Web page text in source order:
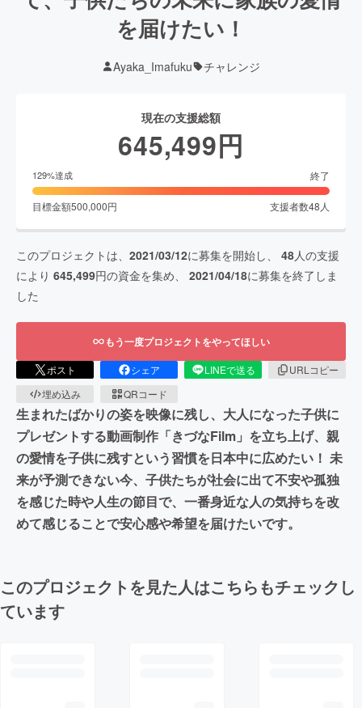
を届けたい！
Ayaka_Imafuku チャレンジ
現在の支援総額
645,499円
129%達成 終了
目標金額500,000円 支援者数48 人
このプロジェクトは、 2021/03/12に募集を開始し、 48人の支援
により 645,499円の資金を集め、 2021/04/18に募集を終了しま
した
もう一度プロジェクトをやってほしい
ポスト シェア LINEで送る
URLコピー
埋め込み
QRコード
生まれたばかりの姿を映像に残し、大人になった子供に
プレゼントする動画制作「きづなFilm」を立ち上げ、親
の愛情を子供に残すという習慣を日本中に広めたい！ 未
来が予測できない今、子供たちが社会に出て不安や孤独
を感じた時や人生の節目で、一番身近な人の気持ちを改
めて感じることで安心感や希望を届けたいです。
このプロジェクトを見た人はこちらもチェックし
ています